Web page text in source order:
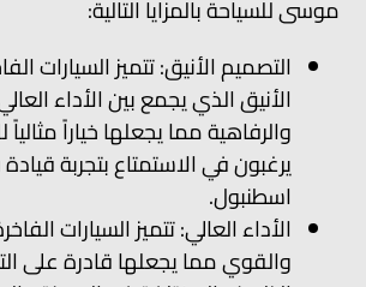
موسى للسياحة بالمزايا التالية:
التصميم الأنيق: تتميز السيارات
الأنيق الذي يجمع بين الأداء
والرفاهية مما يجعلها خياراً مثالياً
يرغبون في الاستمتاع بتجربة
اسطنبول.
الأداء العالي: تتميز السيارات
والقوي مما يجعلها قادرة على